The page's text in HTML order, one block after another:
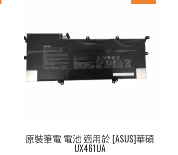
原裝筆電 電池 適用於 [ASUS]華碩
UX461UA